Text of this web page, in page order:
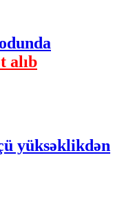
alıb
yüksəklikdən